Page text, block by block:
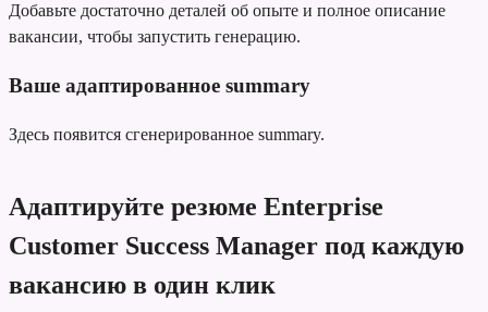
Добавьте достаточно деталей об опыте и полное описание
вакансии, чтобы запустить генерацию.
Ваше адаптированное summary
Здесь появится сгенерированное summary.
Адаптируйте резюме Enterprise
Customer Success Manager под каждую
вакансию в один клик